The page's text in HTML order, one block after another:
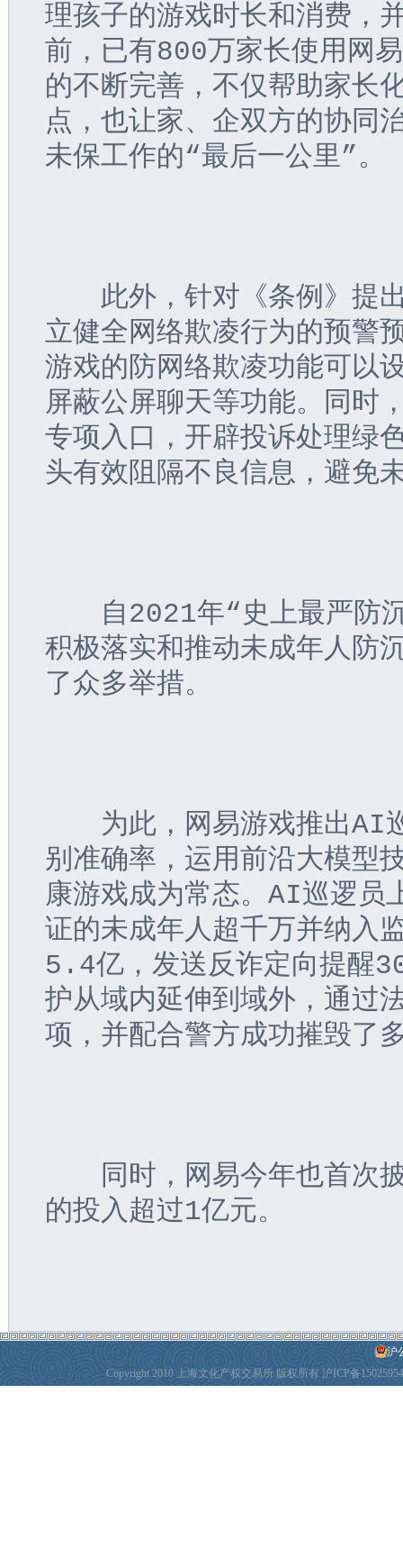
理孩子的游戏时长和消费，
前，已有800万家长使用网
的不断完善，不仅帮助家长
点，也让家、企双方的协同
未保工作的“最后一公里”。
此外，针对《条例》提出
立健全网络欺凌行为的预警
游戏的防网络欺凌功能可以
屏蔽公屏聊天等功能。同时
专项入口，开辟投诉处理绿
头有效阻隔不良信息，避免
自2021年“史上最严防沉
积极落实和推动未成年人防
了众多举措。
为此，网易游戏推出AI巡
别准确率，运用前沿大模型
康游戏成为常态。AI巡逻员
证的未成年人超千万并纳入
5.4亿，发送反诈定向提醒
护从域内延伸到域外，通过
项，并配合警方成功摧毁了
同时，网易今年也首次披
的投入超过1亿元。
沪
Copyright 2010 上海文化产权交易所 版权所有沪ICP备